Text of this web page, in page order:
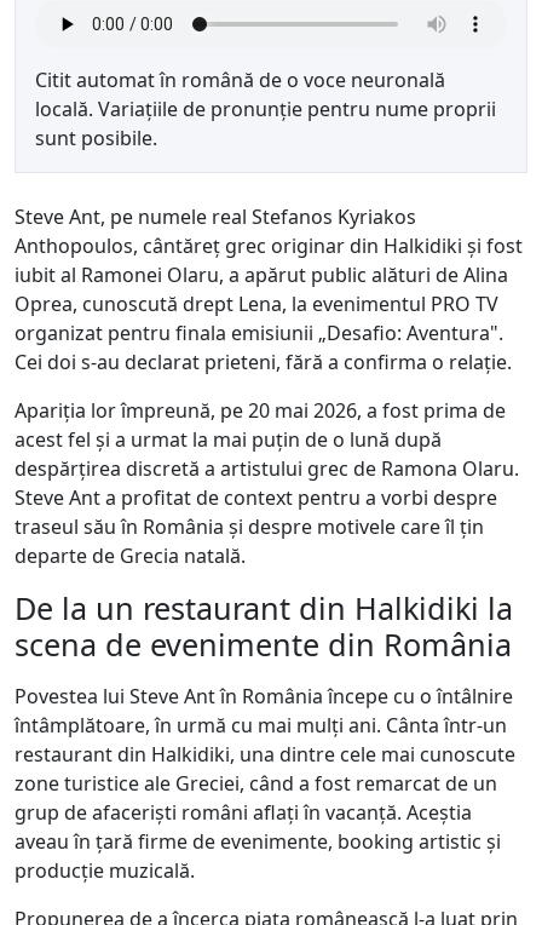
Citit automat în română de o voce neuronală
locală. Variațiile de pronunție pentru nume proprii
sunt posibile.
Steve Ant, pe numele real Stefanos Kyriakos
Anthopoulos, cântăreț grec originar din Halkidiki și fost
iubit al Ramonei Olaru, a apărut public alături de Alina
Oprea, cunoscută drept Lena, la evenimentul PRO TV
organizat pentru finala emisiunii „Desafio: Aventura".
Cei doi s-au declarat prieteni, fără a confirma o relație.
Apariția lor împreună, pe 20 mai 2026, a fost prima de
acest fel și a urmat la mai puțin de o lună după
despărțirea discretă a artistului grec de Ramona Olaru.
Steve Ant a profitat de context pentru a vorbi despre
traseul său în România și despre motivele care îl țin
departe de Grecia natală.
De la un restaurant din Halkidiki la
scena de evenimente din România
Povestea lui Steve Ant în România începe cu o întâlnire
întâmplătoare, în urmă cu mai mulți ani. Cânta într-un
restaurant din Halkidiki, una dintre cele mai cunoscute
zone turistice ale Greciei, când a fost remarcat de un
grup de afaceriști români aflați în vacanță. Aceștia
aveau în țară firme de evenimente, booking artistic și
producție muzicală.
Propunerea de a încerca piața românească l-a luat prin